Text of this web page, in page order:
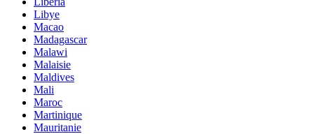
Libye
Macao
Madagascar
Malawi
Malaisie
Maldives
Mali
Maroc
Martinique
Mauritanie